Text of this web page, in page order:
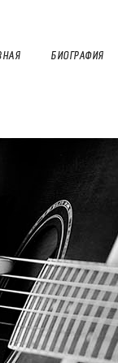
БИОГРАФИЯ